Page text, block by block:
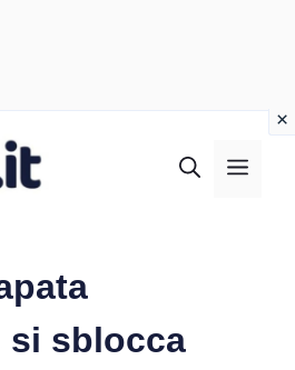
si sblocca